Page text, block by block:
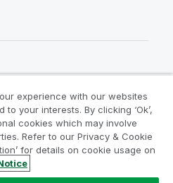
Koşulları
Policies
markalar
experience with our websites
your interests. By clicking ‘Ok’,
cookies which may involve
Refer to our Privacy & Cookie
for details on cookie usage on